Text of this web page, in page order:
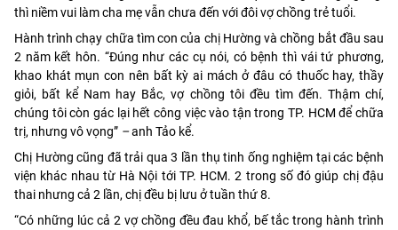
thì niềm vui làm cha mẹ vẫn chưa đến với đôi vợ chồng trẻ tuổi.
Hành trình chạy chữa tìm con của chị Hường và chồng bắt đầu sau
2 năm kết hôn. “Đúng như các cụ nói, có bệnh thì vái tứ phương,
khao khát mụn con nên bất kỳ ai mách ở đâu có thuốc hay, thầy
giỏi, bất kể Nam hay Bắc, vợ chồng tôi đều tìm đến. Thậm chí,
chúng tôi còn gác lại hết công việc vào tận trong TP. HCM để chữa
trị, nhưng vô vọng” –anh Tảo kể.
Chị Hường cũng đã trải qua 3 lần thụ tinh ống nghiệm tại các bệnh
viện khác nhau từ Hà Nội tới TP. HCM. 2 trong số đó giúp chị đậu
thai nhưng cả 2 lần, chị đều bị lưu ở tuần thứ 8.
“Có những lúc cả 2 vợ chồng đều đau khổ, bế tắc trong hành trình